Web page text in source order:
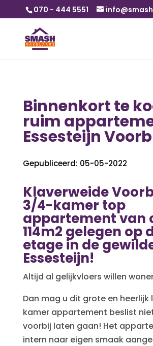
070 - 444 5551
Binnenkort te
ruim
Essesteijn
Gepubliceerd: 05-05-2022
Klaverweide
3/4-kamer top
appartement van
114m2 gelegen op
etage in de
Essesteijn!
Altijd al gelijkvloers willen
Dan mag u dit grote en
kamer appartement beslist
voorbij laten gaan! Het
intern naar eigen smaak